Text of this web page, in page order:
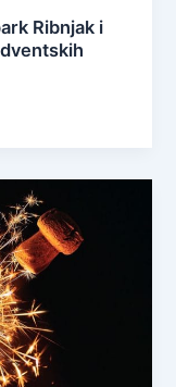
Ribnjak i